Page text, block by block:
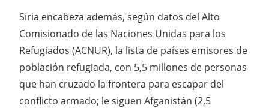
Siria encabeza además, según datos del Alto
Comisionado de las Naciones Unidas para los
Refugiados (ACNUR), la lista de países emisores de
población refugiada, con 5,5 millones de personas
que han cruzado la frontera para escapar del
conflicto armado; le siguen Afganistán (2,5